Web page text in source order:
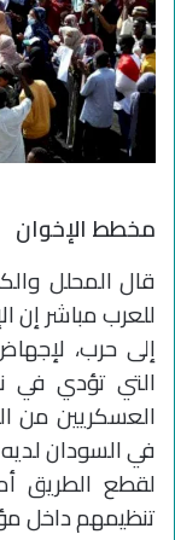
مخطط الإخوان
قال المحلل
للعرب مباشر إن
إلى حرب،
التي تؤدي في
العسكريين من
في السودان لديه
لقطع الطريق
تنظيمهم داخل